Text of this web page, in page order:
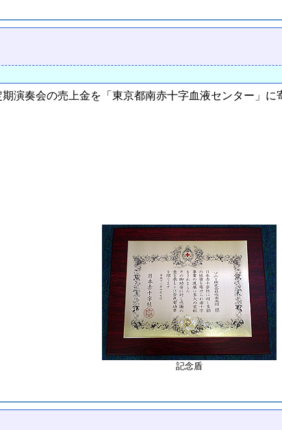
演奏会の売上金を「東京都南赤十字血液センター」
記念盾